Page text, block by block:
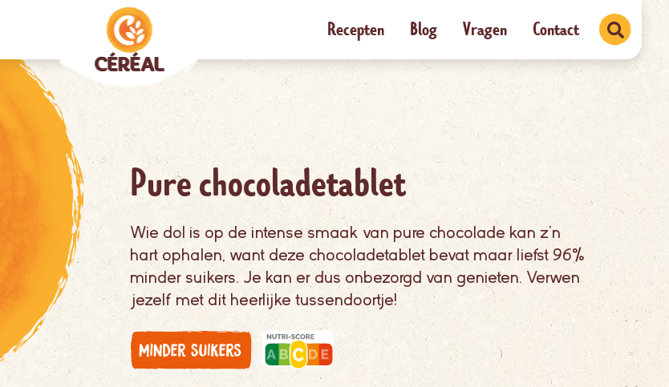
Recepten Blog Vragen Contact
Pure chocoladetablet
Wie dol is op de intense smaak van pure chocolade kan z’n
hart ophalen, want deze chocoladetablet bevat maar liefst 96%
minder suikers. Je kan er dus onbezorgd van genieten. Verwen
jezelf met dit heerlijke tussendoortje!